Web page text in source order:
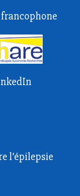
l’épilepsie